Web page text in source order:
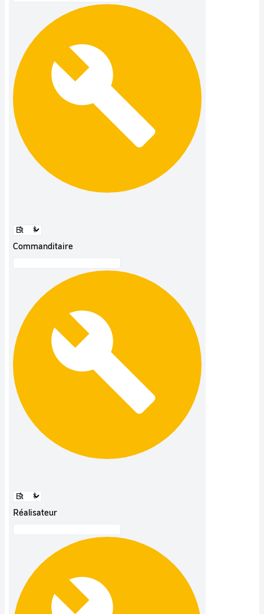
Commanditaire
Réalisateur